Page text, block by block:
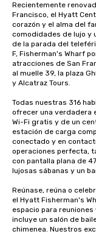
Recientemente
Francisco, el Hyatt
corazón y el alma del
comodidades de lujo y
de la parada del
F, Fisherman's Wharf
atracciones de San
al muelle 39, la plaza
y Alcatraz Tours.
Todas nuestras 316
ofrecer una verdadera
Wi-Fi gratis y de un
estación de carga
conectado y en
operaciones perfecta,
con pantalla plana de
lujosas sábanas y un
Reúnase, reúna o
el Hyatt Fisherman's
espacio para
incluye un salón de
chimenea. Nuestros